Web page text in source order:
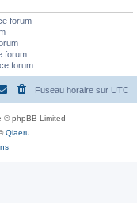
forum
forum
forum
Fuseau horaire sur UTC
© phpBB Limited
Qiaeru